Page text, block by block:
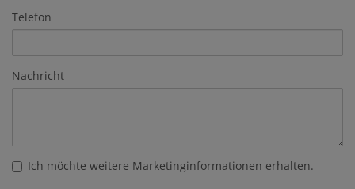
Telefon
Nachricht
Ich möchte weitere Marketinginformationen erhalten.